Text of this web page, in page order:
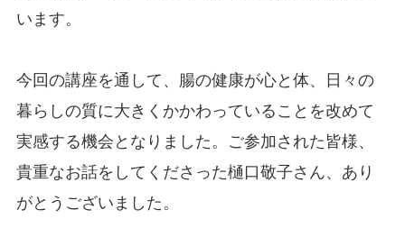
います。
今回の講座を通して、腸の健康が心と体、日々の
暮らしの質に大きくかかわっていることを改めて
実感する機会となりました。ご参加された皆様、
貴重なお話をしてくださった樋口敬子さん、あり
がとうございました。